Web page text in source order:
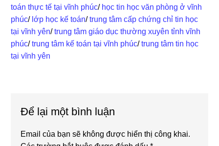
toán thực tế tại vĩnh phúc/ học tin học văn phòng ở vĩnh
phúc/ lớp học kế toán/trung tâm cấp chứng chỉ tin học
tại vĩnh yên/trung tâm giáo dục thường xuyên tỉnh vĩnh
phúc/trung tâm kế toán tại vĩnh phúc/trung tâm tin học
tại vĩnh yên
Interactions
Để lại một bình luận
Email của bạn sẽ không được hiển thị công khai.